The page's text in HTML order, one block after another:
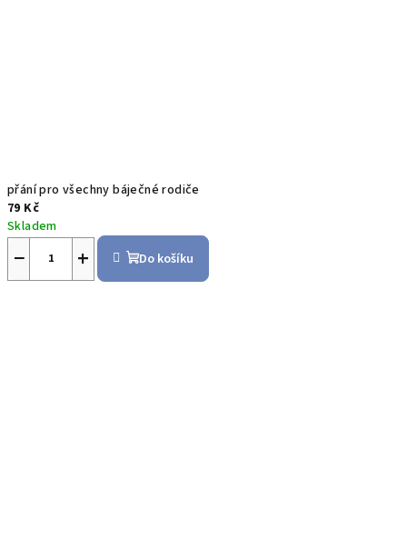
přání pro všechny báječné rodiče
79 Kč
Skladem
+
− Do košíku